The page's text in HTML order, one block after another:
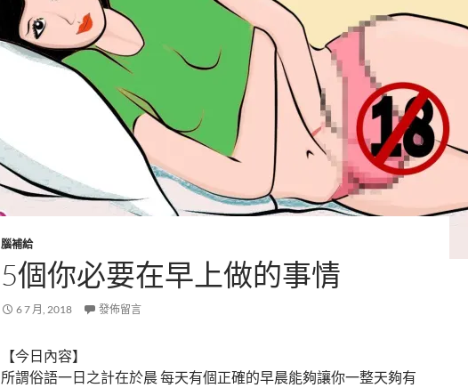
腦補給
5個你必要在早上做的事情
6 7 月, 2018 發佈留言
【今日內容】
所謂俗語一日之計在於晨 每天有個正確的早晨能夠讓你一整天夠有